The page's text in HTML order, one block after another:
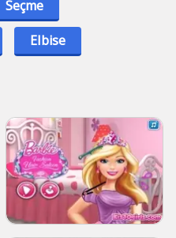
Seçme
Elbise